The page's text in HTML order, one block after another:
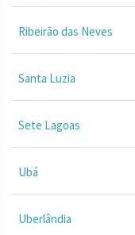
Ribeirão das Neves
Santa Luzia
Sete Lagoas
Ubá
Uberlândia